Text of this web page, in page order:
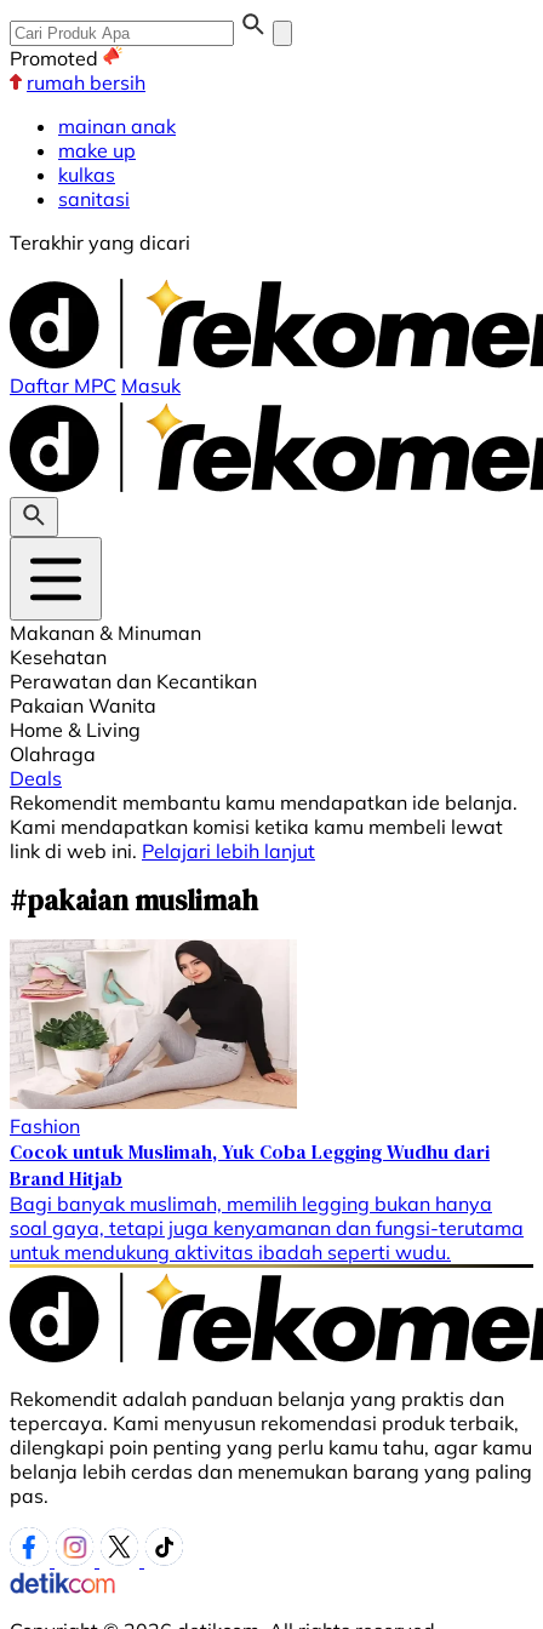
Promoted
rumah bersih
mainan anak
make up
kulkas
sanitasi
Terakhir yang dicari
Daftar MPC Masuk
Makanan & Minuman
Kesehatan
Perawatan dan Kecantikan
Pakaian Wanita
Home & Living
Olahraga
Deals
Rekomendit membantu kamu mendapatkan ide belanja.
Kami mendapatkan komisi ketika kamu membeli lewat
link di web ini. Pelajari lebih lanjut
#pakaian muslimah
Fashion
Cocok untuk Muslimah, Yuk Coba Legging Wudhu dari
Brand Hitjab
Bagi banyak muslimah, memilih legging bukan hanya
soal gaya, tetapi juga kenyamanan dan fungsi-terutama
untuk mendukung aktivitas ibadah seperti wudu.
Rekomendit adalah panduan belanja yang praktis dan
tepercaya. Kami menyusun rekomendasi produk terbaik,
dilengkapi poin penting yang perlu kamu tahu, agar kamu
belanja lebih cerdas dan menemukan barang yang paling
pas.